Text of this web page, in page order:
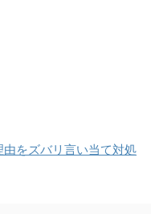
をズバリ言い当て対処